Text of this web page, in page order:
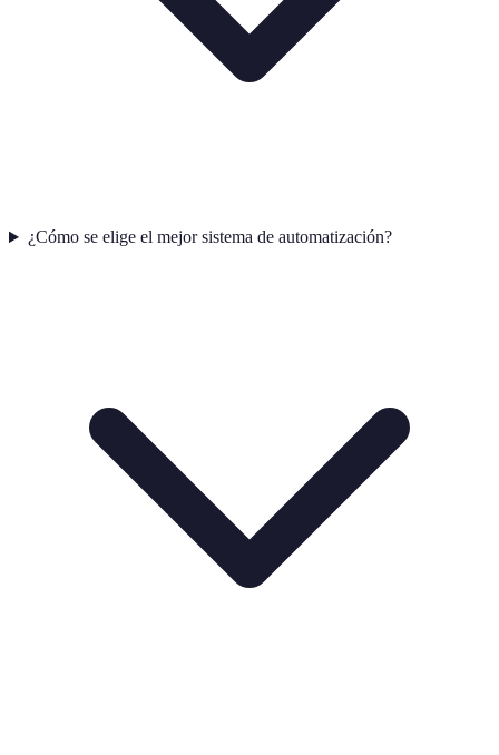
¿Cómo se elige el mejor sistema de automatización?